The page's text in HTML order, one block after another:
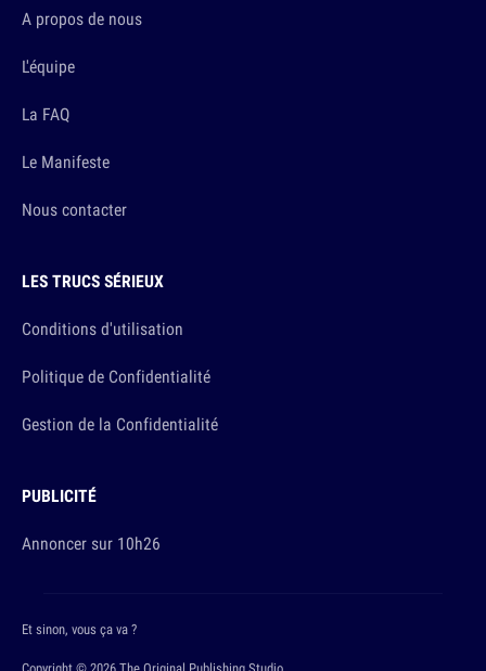
A propos de nous
L'équipe
La FAQ
Le Manifeste
Nous contacter
LES TRUCS SÉRIEUX
Conditions d'utilisation
Politique de Confidentialité
Gestion de la Confidentialité
PUBLICITÉ
Annoncer sur 10h26
Et sinon, vous ça va ?